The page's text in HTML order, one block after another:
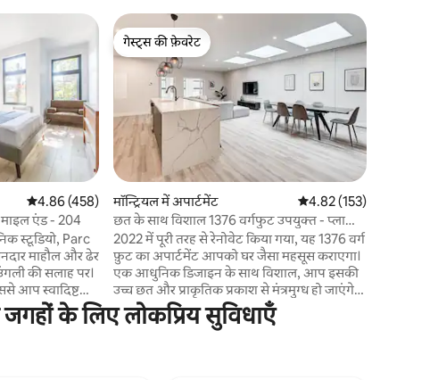
औसत रेटिंग 5 में से 4.86, 458 समीक्षाएँ
4.86 (458)
माइल एंड - 204
स्टूडियो, Parc
माहौल और ढेर
की सलाह पर।
आप स्वादिष्ट
से बनाया
है), तौलिए
गेस्ट्स की फ़ेवरेट
गेस्ट्स की फ़ेवरेट
मॉन्ट्रियल में अपार्टमेंट औसत रेटिंग 5 में से 4.82,
4.82 (153)
छत के साथ विशाल 1376 वर्गफुट उपयुक्त - प्लाजा
सेंट - ह्यूबर्ट
2022 में पूरी तरह से रेनोवेट किया गया, यह 1376 वर्ग
फ़ुट का अपार्टमेंट आपको घर जैसा महसूस कराएगा।
एक आधुनिक डिजाइन के साथ विशाल, आप इसकी
उच्च छत और प्राकृतिक प्रकाश से मंत्रमुग्ध हो जाएंगे।
परिवार या दोस्तों के साथ यादगार पल बनाने के लिए
एक विशाल पूरी तरह से सुसज्जित किचन का आनंद
के लिए लोकप्रिय सुविधाएँ